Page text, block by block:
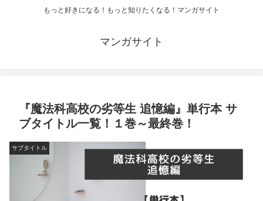
もっと好きになる！もっと知りたくなる！マンガサイト
マンガサイト
『魔法科高校の劣等生 追憶編』単行本 サ
ブタイトル一覧！１巻～最終巻！
サブタイトル